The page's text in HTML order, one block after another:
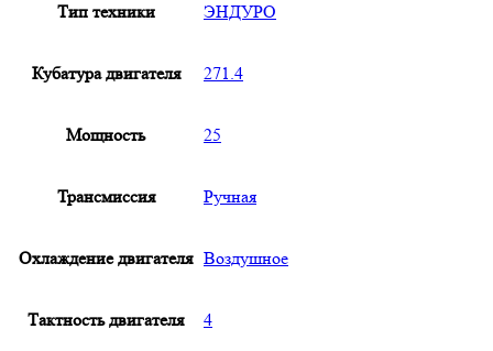
Тип техники ЭНДУРО
Кубатура двигателя 271.4
Мощность 25
Трансмиссия Ручная
Охлаждение двигателя Воздушное
Тактность двигателя 4